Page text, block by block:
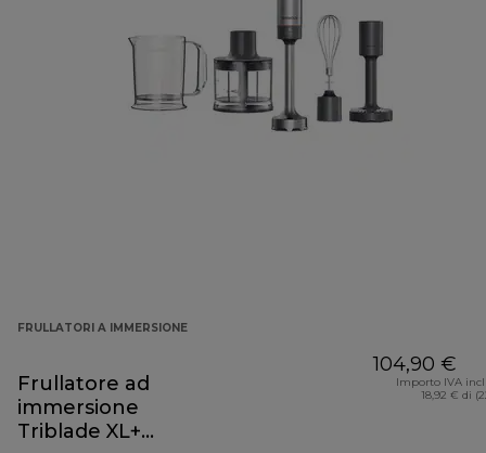
FRULLATORI A IMMERSIONE
Frullatore ad
immersione
Triblade XL+
104,90 €
Importo IVA
18,92 € di